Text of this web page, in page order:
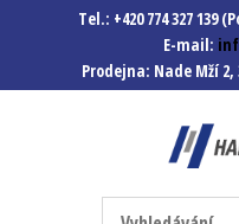
Tel.: +420 774 327 139
E-mail:
Prodejna: Nade Mží 2,
Happymodel.cz